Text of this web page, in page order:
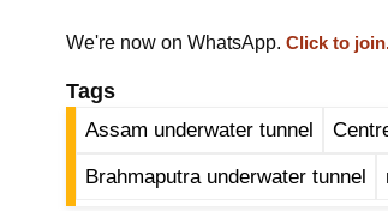
We're now on WhatsApp. Click to
Tags
Assam underwater tunnel
Brahmaputra underwater tunnel